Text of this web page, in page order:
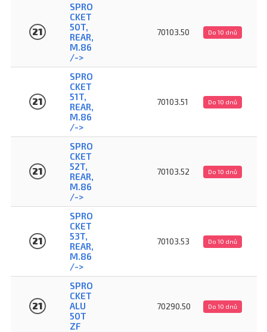
21
SPRO
CKET
50T,
REAR,
M.86
/->
70103.50 Do 10 dnů
21
SPRO
CKET
51T,
REAR,
M.86
/->
70103.51 Do 10 dnů
21
SPRO
CKET
52T,
REAR,
M.86
/->
70103.52 Do 10 dnů
21
SPRO
CKET
53T,
REAR,
M.86
/->
70103.53 Do 10 dnů
21
SPRO
CKET
ALU
50T
ZF
70290.50 Do 10 dnů